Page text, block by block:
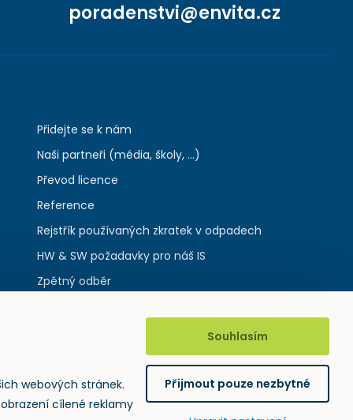
poradenstvi@envita.cz
Přidejte se k nám
Naši partneři (média, školy, ...)
Převod licence
Reference
Rejstřík používaných zkratek v odpadech
HW & SW požadavky pro náš IS
Zpětný odběr
webových stránek.
cílené reklamy
Souhlasím
Přijmout pouze nezbytné